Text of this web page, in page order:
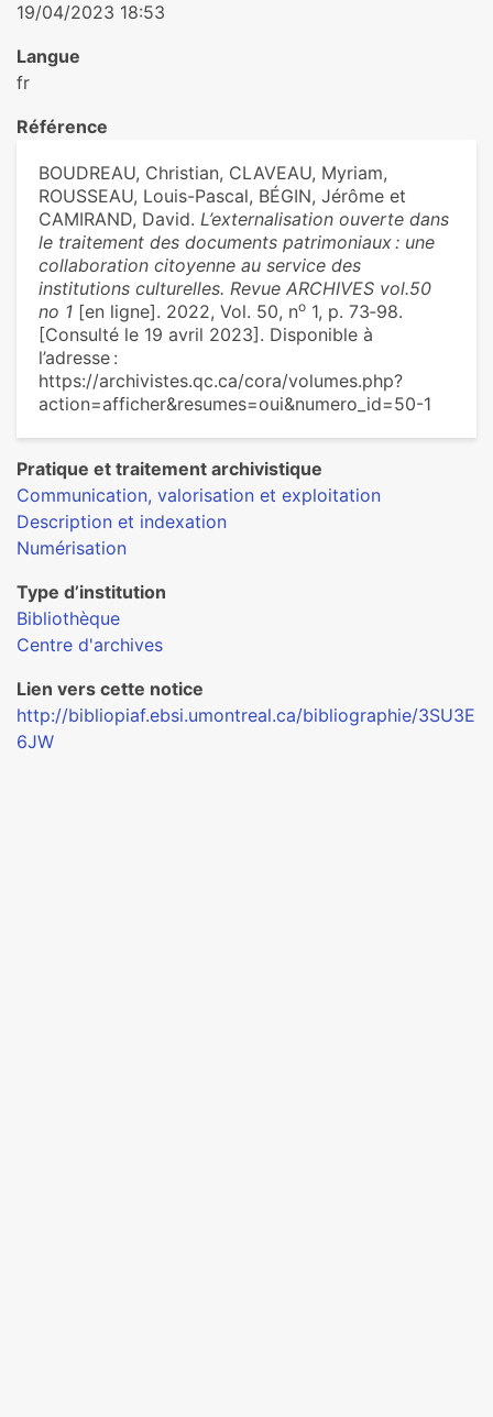
19/04/2023 18:53
Langue
fr
Référence
BOUDREAU, Christian, CLAVEAU, Myriam,
ROUSSEAU, Louis-Pascal, BÉGIN, Jérôme et
CAMIRAND, David. L’externalisation ouverte dans
le traitement des documents patrimoniaux : une
collaboration citoyenne au service des
institutions culturelles. Revue ARCHIVES vol.50
no 1 [en ligne]. 2022, Vol. 50, no 1, p. 73‑98.
[Consulté le 19 avril 2023]. Disponible à
l’adresse :
https://archivistes.qc.ca/cora/volumes.php?
action=afficher&resumes=oui&numero_id=50-1
Pratique et traitement archivistique
Communication, valorisation et exploitation
Description et indexation
Numérisation
Type d’institution
Bibliothèque
Centre d'archives
Lien vers cette notice
http://bibliopiaf.ebsi.umontreal.ca/bibliographie/3SU3E
6JW